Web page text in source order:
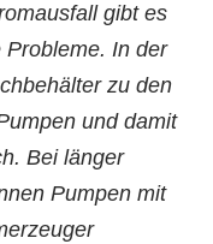
gibt es
Probleme. In der
zu den
und damit
Bei länger
Pumpen mit